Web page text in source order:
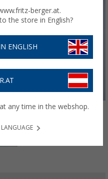
berger.at.
the store in English?
ENGLISH
any time in the webshop.
LANGUAGE